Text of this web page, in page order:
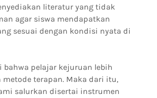
literatur yang tidak
agar siswa mendapatkan
sesuai dengan kondisi nyata di
bahwa pelajar kejuruan lebih
terapan. Maka dari itu,
salurkan disertai instrumen